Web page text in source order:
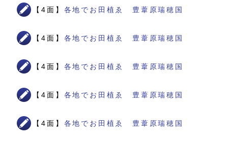
【4面】 各地でお田植ゑ 豊葦原瑞穂国
【4面】 各地でお田植ゑ 豊葦原瑞穂国
【4面】 各地でお田植ゑ 豊葦原瑞穂国
【4面】 各地でお田植ゑ 豊葦原瑞穂国
【4面】 各地でお田植ゑ 豊葦原瑞穂国